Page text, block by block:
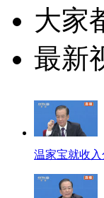
大家
最新
温家宝就收